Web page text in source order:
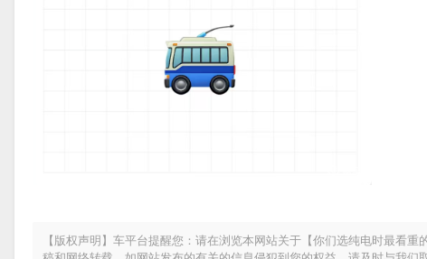
【版权声明】车平台提醒您：请在浏览本网站关于【你们选纯电时最看